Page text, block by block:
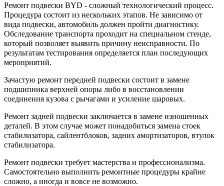
Ремонт подвески BYD - сложный технологический процесс.
Процедура состоит из нескольких этапов. Не зависимо от
вида подвески, автомобиль должен пройти диагностику.
Обследование транспорта проходит на специальном стенде,
который позволяет выявить причину неисправности. По
результатам тестирования определяется план последующих
мероприятий.
Зачастую ремонт передней подвески состоит в замене
подшипника верхней опоры либо в восстановлении
соединения кузова с рычагами и усиление шаровых.
Ремонт задней подвески заключается в замене изношенных
деталей. В этом случае может понадобиться замена стоек
стабилизатора, сайлентблоков, задних амортизаторов, втулок
стабилизатора.
Ремонт подвески требует мастерства и профессионализма.
Самостоятельно выполнить ремонтные процедуры крайне
сложно, а иногда и вовсе не возможно.